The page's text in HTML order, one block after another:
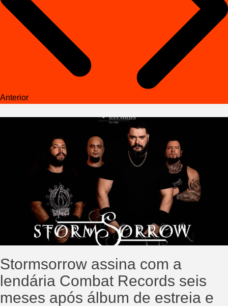
Anterior
Stormsorrow assina com a
lendária Combat Records seis
meses após álbum de estreia e